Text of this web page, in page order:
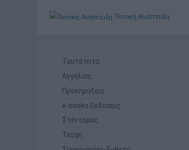
Τοπική Ανάπτυξη
Ταυτότητα
Αγγελίες
Προκηρύξεις
e-books Εκδόσεις
Στέντορας
Τεύχη